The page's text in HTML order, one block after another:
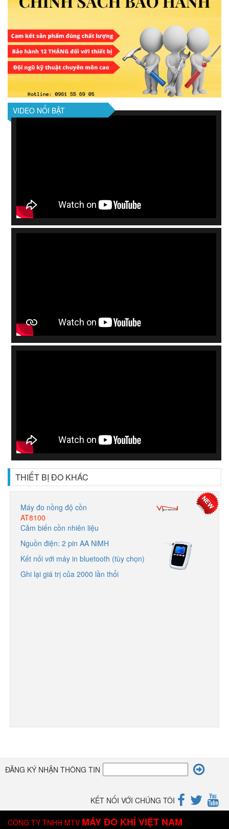
VIDEO NỔI BẬT
THIẾT BỊ ĐO KHÁC
Máy đo nồng độ cồn
AT8100
Cảm biến cồn nhiên liệu
Nguồn điện: 2 pin AA NiMH
Kết nối với máy in bluetooth (tùy chọn)
Ghi lại giá trị của 2000 lần thổi
ĐĂNG KÝ NHẬN THÔNG TIN
KẾT NỐI VỚI CHÚNG TÔI
CÔNG TY TNHH MTV MÁY ĐO KHÍ VIỆT NAM